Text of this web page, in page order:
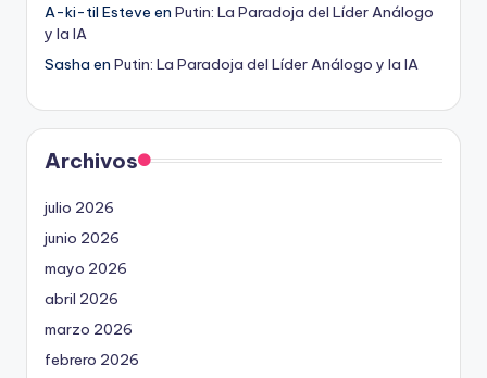
A-ki-til Esteve en Putin: La Paradoja del Líder Análogo
y la IA
Sasha en Putin: La Paradoja del Líder Análogo y la IA
Archivos
julio 2026
junio 2026
mayo 2026
abril 2026
marzo 2026
febrero 2026